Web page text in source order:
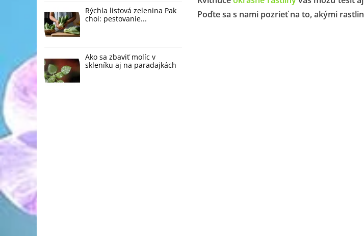
Rýchla listová zelenina Pak
choi: pestovanie...
Ako sa zbaviť molíc v
skleníku aj na paradajkách
Čo vysievať v júni? Objavte
13 druhov zeleniny...
Poďte sa s nami pozrieť na to, akými